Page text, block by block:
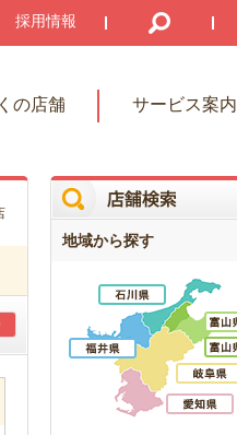
採用情報
の店舗 サービス案内
地域から探す